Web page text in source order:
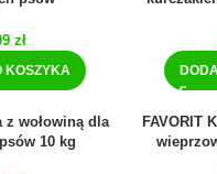
zł
KOSZYKA
z wołowiną dla
10 kg
FAVORIT